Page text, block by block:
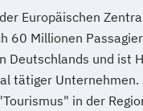
Europäischen
60 Millionen
Deutschlands und ist
tätiger Unternehmen.
in der